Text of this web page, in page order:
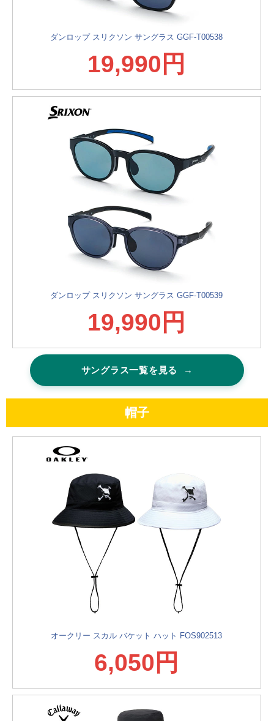
ダンロップ スリクソン サングラス GGF-T00538
19,990円
ダンロップ スリクソン サングラス GGF-T00539
19,990円
サングラス一覧を見る →
帽子
オークリー スカル バケット ハット FOS902513
6,050円